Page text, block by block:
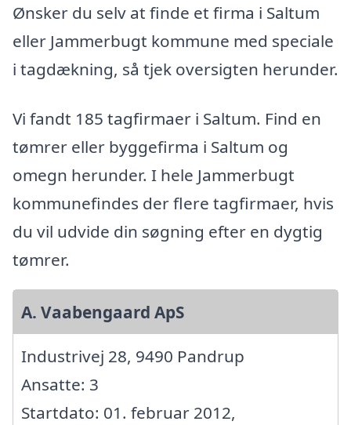
Ønsker du selv at finde et firma i Saltum
eller Jammerbugt kommune med speciale
i tagdækning, så tjek oversigten herunder.
Vi fandt 185 tagfirmaer i Saltum. Find en
tømrer eller byggefirma i Saltum og
omegn herunder. I hele Jammerbugt
kommunefindes der flere tagfirmaer, hvis
du vil udvide din søgning efter en dygtig
tømrer.
A. Vaabengaard ApS
Industrivej 28, 9490 Pandrup
Ansatte: 3
Startdato: 01. februar 2012,